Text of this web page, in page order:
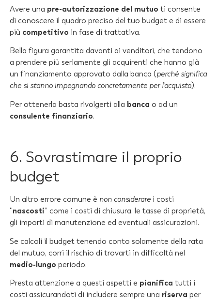
Avere una pre-autorizzazione del mutuo ti consente
di conoscere il quadro preciso del tuo budget e di essere
più competitivo in fase di trattativa.
Bella figura garantita davanti ai venditori, che tendono
a prendere più seriamente gli acquirenti che hanno già
un finanziamento approvato dalla banca (perché significa
che si stanno impegnando concretamente per l’acquisto).
Per ottenerla basta rivolgerti alla banca o ad un
consulente finanziario.
6. Sovrastimare il proprio
budget
Un altro errore comune è non considerare i costi
“nascosti” come i costi di chiusura, le tasse di proprietà,
gli importi di manutenzione ed eventuali assicurazioni.
Se calcoli il budget tenendo conto solamente della rata
del mutuo, corri il rischio di trovarti in difficoltà nel
medio-lungo periodo.
Presta attenzione a questi aspetti e pianifica tutti i
costi assicurandoti di includere sempre una riserva per